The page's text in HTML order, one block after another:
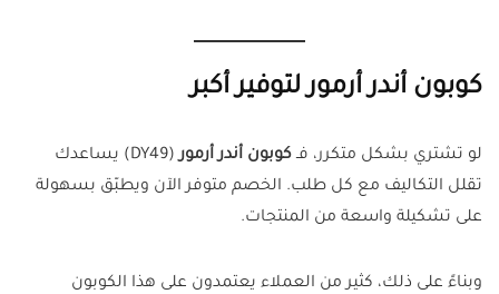
كوبون أندر أرمور لتوفير أكبر
لو تشتري بشكل متكرر، فـكوبون أندر أرمور
(DY49) يساعدك
تقلل التكاليف مع كل طلب. الخصم متوفر الآن ويطبّق بسهولة
على تشكيلة واسعة من المنتجات.
وبناءً على ذلك، كثير من العملاء يعتمدون على هذا الكوبون